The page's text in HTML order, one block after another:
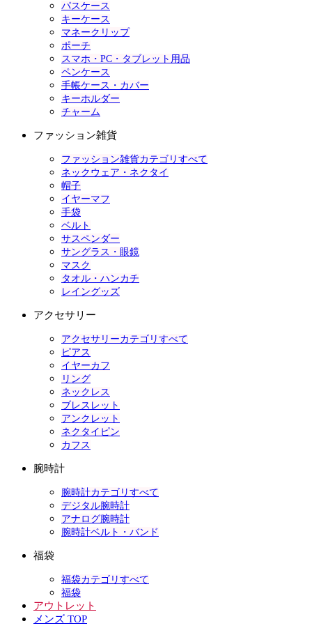
パスケース
キーケース
マネークリップ
ポーチ
スマホ・PC・タブレット用品
ペンケース
手帳ケース・カバー
キーホルダー
チャーム
ファッション雑貨
ファッション雑貨カテゴリすべて
ネックウェア・ネクタイ
帽子
イヤーマフ
手袋
ベルト
サスペンダー
サングラス・眼鏡
マスク
タオル・ハンカチ
レイングッズ
アクセサリー
アクセサリーカテゴリすべて
ピアス
イヤーカフ
リング
ネックレス
ブレスレット
アンクレット
ネクタイピン
カフス
腕時計
腕時計カテゴリすべて
デジタル腕時計
アナログ腕時計
腕時計ベルト・バンド
福袋
福袋カテゴリすべて
福袋
アウトレット
メンズ TOP